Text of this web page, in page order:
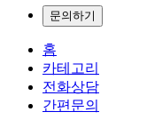
문의하기
홈
카테고리
전화상담
간편문의